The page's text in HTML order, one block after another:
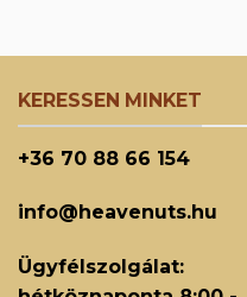
KERESSEN MINKET
+36 70 88 66 154
info@heavenuts.hu
Ügyfélszolgálat: